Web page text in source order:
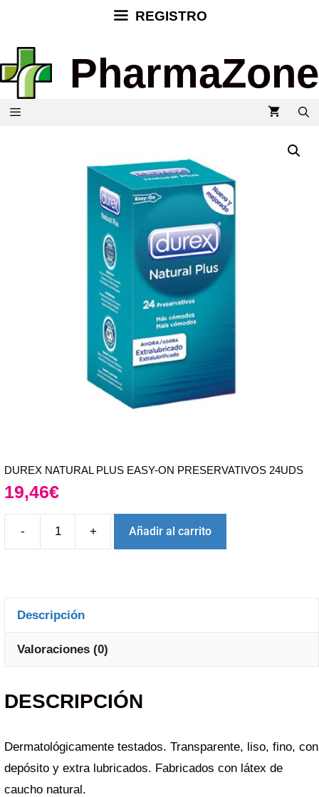
REGISTRO
PharmaZone
DUREX NATURAL PLUS EASY-ON PRESERVATIVOS 24UDS
19,46€
- + Añadir al carrito
Descripción
Valoraciones (0)
DESCRIPCIÓN
Dermatológicamente testados. Transparente, liso, fino, con
depósito y extra lubricados. Fabricados con látex de
caucho natural.